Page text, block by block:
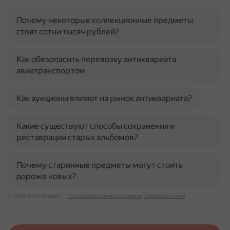
Почему некоторые коллекционные предметы
стоят сотни тысяч рублей?
Как обезопасить перевозку антиквариата
авиатранспортом
Как аукционы влияют на рынок антиквариата?
Какие существуют способы сохранения и
реставрации старых альбомов?
Почему старинные предметы могут стоить
дороже новых?
© 2026 ООО «Яндекс» Пользовательское соглашение Связаться с нами